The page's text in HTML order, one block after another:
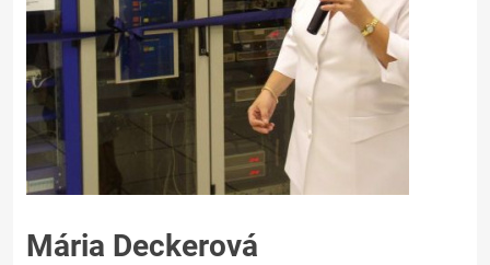
Mária Deckerová